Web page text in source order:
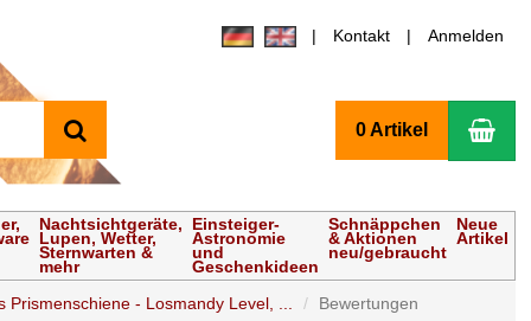
Kontakt Anmelden
0 Artikel
Nachtsichtgeräte,
Lupen, Wetter,
Sternwarten &
mehr
Einsteiger-
Astronomie
und
Geschenkideen
Schnäppchen
& Aktionen
neu/gebraucht
Neue
Artikel
Prismenschiene - Losmandy Level, ... Bewertungen